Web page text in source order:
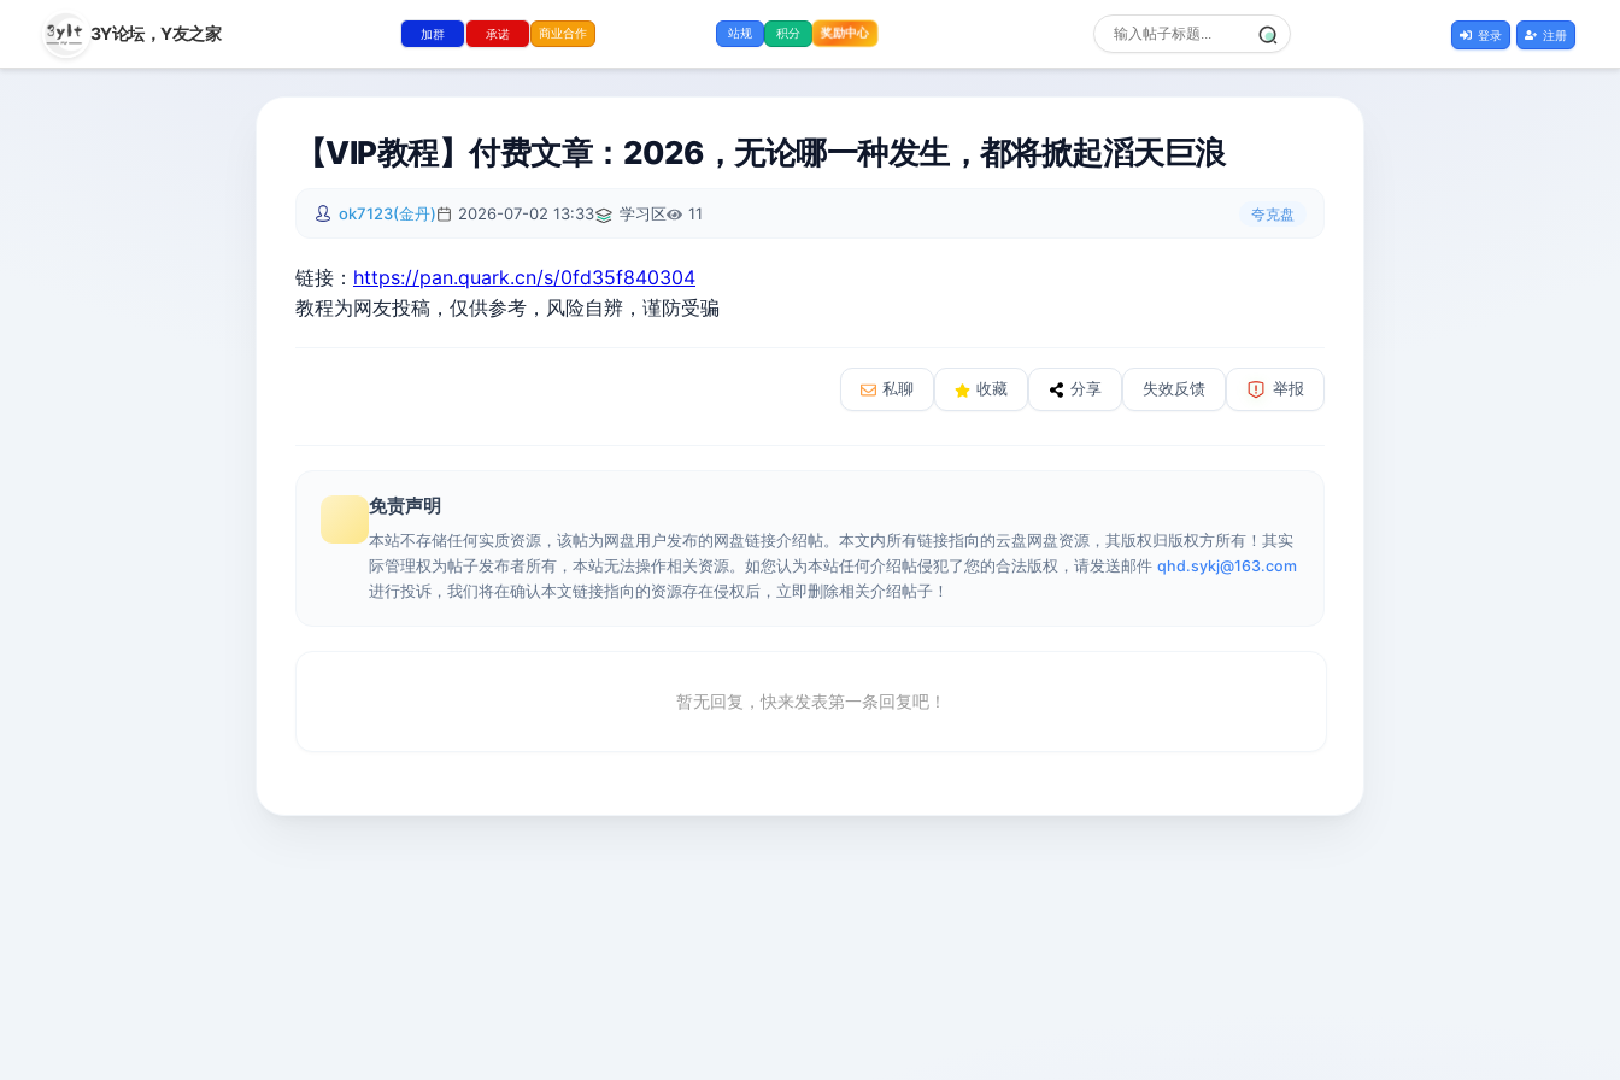
3Y论坛，Y友之家 加群 承诺 商业合作 站规 积分 奖励中心 登录 注册
【VIP教程】付费文章：2026，无论哪一种发生，都将掀起滔天巨浪
ok7123(金丹) 2026-07-02 13:33 学习区 11 夸克盘
链接： https://pan.quark.cn/s/0fd35f840304
教程为网友投稿，仅供参考，风险自辨，谨防受骗
私聊 收藏 分享 失效反馈 举报
免责声明
本站不存储任何实质资源，该帖为网盘用户发布的网盘链接介绍帖。本文内所有链接指向的云盘网盘资源，其版权归版权方所有！其实
际管理权为帖子发布者所有，本站无法操作相关资源。如您认为本站任何介绍帖侵犯了您的合法版权，请发送邮件 qhd.sykj@163.com
进行投诉，我们将在确认本文链接指向的资源存在侵权后，立即删除相关介绍帖子！
暂无回复，快来发表第一条回复吧！